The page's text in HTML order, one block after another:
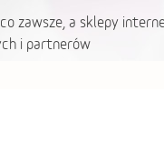
zawsze, a sklepy
i partnerów